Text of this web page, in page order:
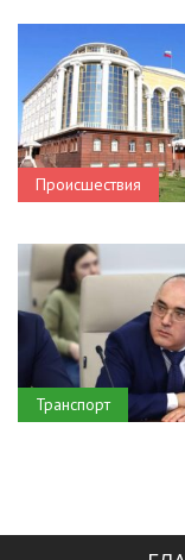
Происшествия
Транспорт